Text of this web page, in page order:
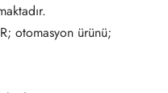
otomasyon ürünü;